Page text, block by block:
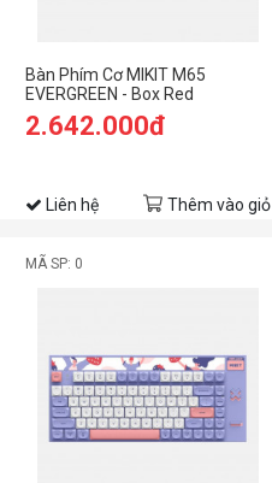
Bàn Phím Cơ MIKIT M65
EVERGREEN - Box Red
2.642.000đ
Liên hệ Thêm vào giỏ
MÃ SP: 0